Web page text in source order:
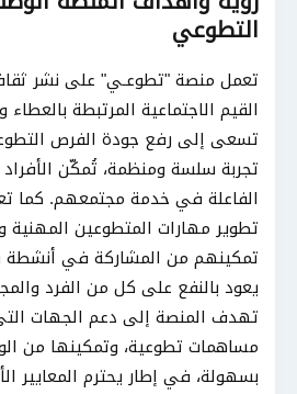
التطوعي
تعمل منصة "تطوعـي" على نشر
القيم الاجتماعية المرتبطة
تسعى إلى رفع جودة الفرص
تجربة سلسة ومنظمة، تُمكّن
الفاعلة في خدمة مجتمعهم. كما
تطوير مهارات المتطوعين
تمكينهم من المشاركة في أنشطة
يعود بالنفع على كل من الفرد
تهدف المنصة إلى دعم الجهات
مساهمات تطوعية، وتمكينها من
بسهولة، في إطار يحترم المعايير